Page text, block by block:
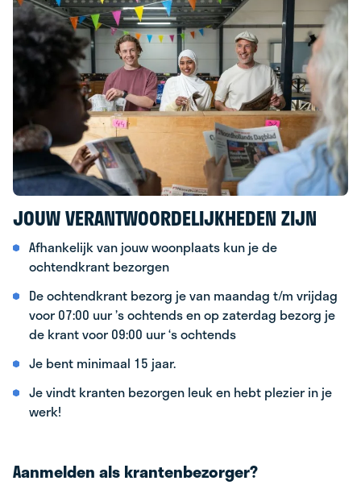
JOUW VERANTWOORDELIJKHEDEN ZIJN
Afhankelijk van jouw woonplaats kun je de
ochtendkrant bezorgen
De ochtendkrant bezorg je van maandag t/m vrijdag
voor 07:00 uur ’s ochtends en op zaterdag bezorg je
de krant voor 09:00 uur ‘s ochtends
Je bent minimaal 15 jaar.
Je vindt kranten bezorgen leuk en hebt plezier in je
werk!
Aanmelden als krantenbezorger?